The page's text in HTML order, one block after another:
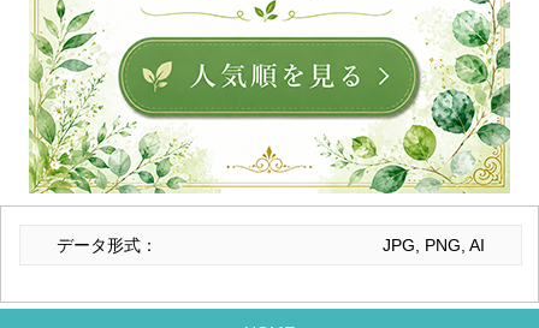
データ形式： JPG, PNG, AI